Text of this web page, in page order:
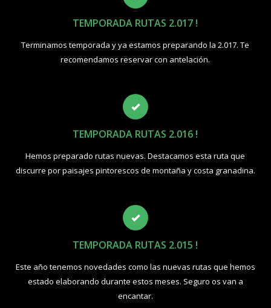
TEMPORADA RUTAS 2.017 !
Terminamos temporada y ya estamos preparando la 2.017. Te
recomendamos reservar con antelación.
TEMPORADA RUTAS 2.016 !
Hemos preparado rutas nuevas. Destacamos esta ruta que
discurre por paisajes pintorescos de montaña y costa granadina.
TEMPORADA RUTAS 2.015 !
Este año tenemos novedades como las nuevas rutas que hemos
estado elaborando durante estos meses. Seguro os van a
encantar.